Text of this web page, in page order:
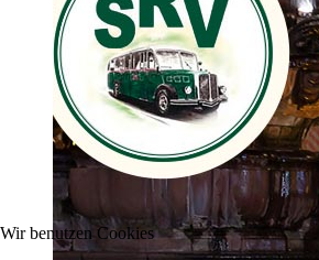
Wir benutzen Cookies